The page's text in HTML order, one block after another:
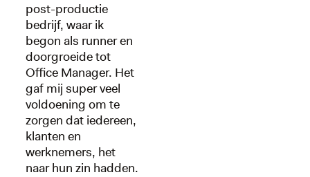
post-productie
bedrijf, waar ik
begon als runner en
doorgroeide tot
Office Manager. Het
gaf mij super veel
voldoening om te
zorgen dat iedereen,
klanten en
werknemers, het
naar hun zin hadden.